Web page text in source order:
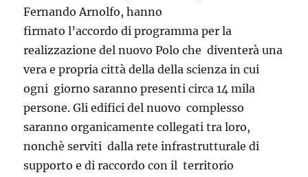
Fernando Arnolfo, hanno
firmato l’accordo di programma per la
realizzazione del nuovo Polo che diventerà una
vera e propria città della della scienza in cui
ogni giorno saranno presenti circa 14 mila
persone. Gli edifici del nuovo complesso
saranno organicamente collegati tra loro,
nonchè serviti dalla rete infrastrutturale di
supporto e di raccordo con il territorio